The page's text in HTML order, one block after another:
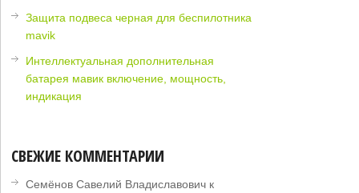
Защита подвеса черная для беспилотника
mavik
Интеллектуальная дополнительная
батарея мавик включение, мощность,
индикация
СВЕЖИЕ КОММЕНТАРИИ
Семёнов Савелий Владиславович к